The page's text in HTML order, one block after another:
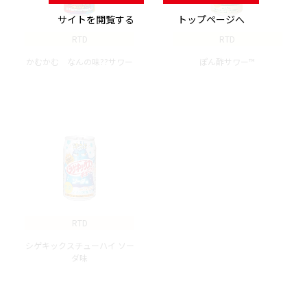
RTD
かむかむ なんの味??サワー
RTD
ぽん酢サワー™
RTD
シゲキックスチューハイ ソー
ダ味
サイトを閲覧する トップページへ